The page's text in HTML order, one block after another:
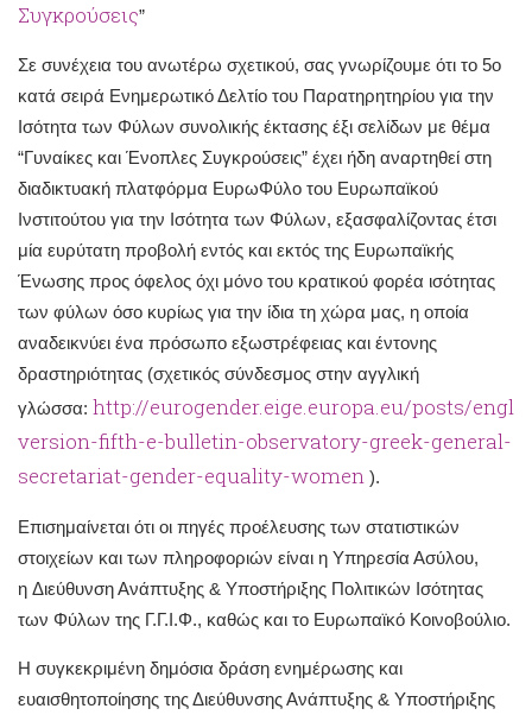
Συγκρούσεις”
Σε συνέχεια του ανωτέρω σχετικού, σας γνωρίζουμε ότι το 5ο
κατά σειρά Ενημερωτικό Δελτίο του Παρατηρητηρίου για την
Ισότητα των Φύλων συνολικής έκτασης έξι σελίδων με θέμα
“Γυναίκες και Ένοπλες Συγκρούσεις” έχει ήδη αναρτηθεί στη
διαδικτυακή πλατφόρμα ΕυρωΦύλο του Ευρωπαϊκού
Ινστιτούτου για την Ισότητα των Φύλων, εξασφαλίζοντας έτσι
μία ευρύτατη προβολή εντός και εκτός της Ευρωπαϊκής
Ένωσης προς όφελος όχι μόνο του κρατικού φορέα ισότητας
των φύλων όσο κυρίως για την ίδια τη χώρα μας, η οποία
αναδεικνύει ένα πρόσωπο εξωστρέφειας και έντονης
δραστηριότητας (σχετικός σύνδεσμος στην αγγλική
γλώσσα: http://eurogender.eige.europa.eu/posts/
version-fifth-e-bulletin-observatory-greek-general-
secretariat-gender-equality-women ).
Επισημαίνεται ότι οι πηγές προέλευσης των στατιστικών
στοιχείων και των πληροφοριών είναι η Υπηρεσία Ασύλου,
η Διεύθυνση Ανάπτυξης & Υποστήριξης Πολιτικών Ισότητας
των Φύλων της Γ.Γ.Ι.Φ., καθώς και το Ευρωπαϊκό Κοινοβούλιο.
Η συγκεκριμένη δημόσια δράση ενημέρωσης και
ευαισθητοποίησης της Διεύθυνσης Ανάπτυξης & Υποστήριξης